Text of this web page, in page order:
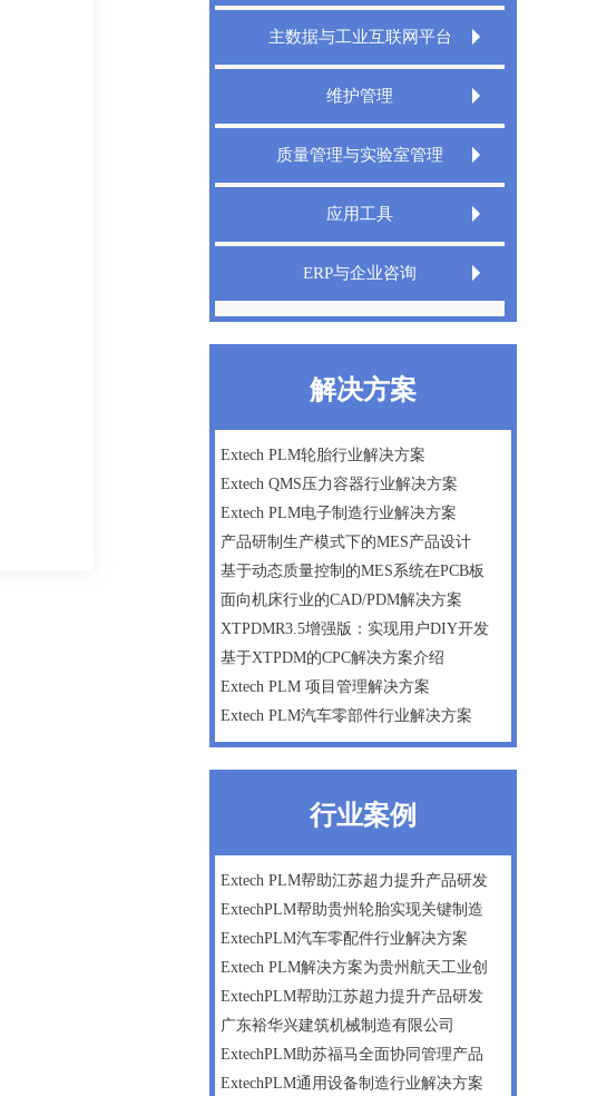
Extech 3DCAPP三维工艺
Extech MES精益制造规划执行系统
Extech TMS刀具管理系统
主数据与工业互联网平台
Extech DigitalWorks Foundation数字工厂
工业互联网平台
Extech MDM主数据管理系统
维护管理
Extech MRO数字化维修解决方案
质量管理与实验室管理
Extech LIMS实验室信息管理系统
Extech QMS产品质量管理系统
应用工具
Extech TeamDesigner设计之星
XT InfoShield电子信息防护盾
ERP与企业咨询
IPD管理咨询
微软Dynamics AX ERP一体化方案
数字化工厂建设咨询
企业战略及管理咨询
解决方案
Extech PLM轮胎行业解决方案
Extech QMS压力容器行业解决方案
Extech PLM电子制造行业解决方案
产品研制生产模式下的MES产品设计
基于动态质量控制的MES系统在PCB板
面向机床行业的CAD/PDM解决方案
XTPDMR3.5增强版：实现用户DIY开发
基于XTPDM的CPC解决方案介绍
Extech PLM 项目管理解决方案
Extech PLM汽车零部件行业解决方案
行业案例
Extech PLM帮助江苏超力提升产品研发
ExtechPLM帮助贵州轮胎实现关键制造
ExtechPLM汽车零配件行业解决方案
Extech PLM解决方案为贵州航天工业创
ExtechPLM帮助江苏超力提升产品研发
广东裕华兴建筑机械制造有限公司
ExtechPLM助苏福马全面协同管理产品
ExtechPLM通用设备制造行业解决方案